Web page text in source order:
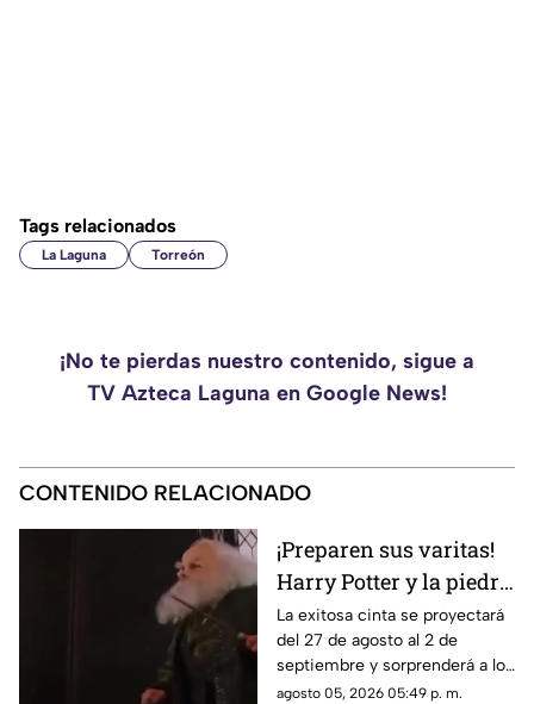
Tags relacionados
La Laguna Torreón
¡No te pierdas nuestro contenido, sigue a
TV Azteca Laguna en Google News!
CONTENIDO RELACIONADO
¡Preparen sus varitas!
Harry Potter y la piedra
filosofal regresa a los
cines por su 25
aniversario
La exitosa cinta se proyectará
del 27 de agosto al 2 de
septiembre y sorprenderá a los
fanáticos con 15 minutos de
agosto 05, 2026 05:49 p. m.